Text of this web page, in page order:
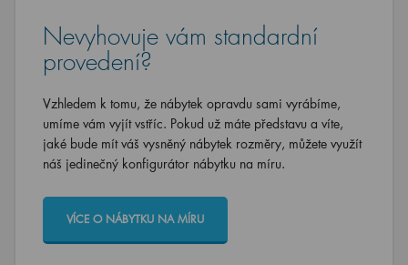
Nevyhovuje vám standardní
provedení?
Vzhledem k tomu, že nábytek opravdu sami vyrábíme,
umíme vám vyjít vstříc. Pokud už máte představu a víte,
jaké bude mít váš vysněný nábytek rozměry, můžete využít
náš jedinečný konfigurátor nábytku na míru.
VÍCE O NÁBYTKU NA MÍRU